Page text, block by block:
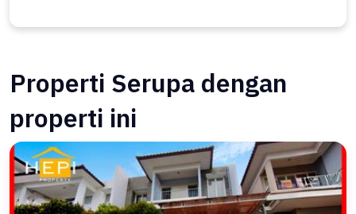
Properti Serupa dengan
properti ini